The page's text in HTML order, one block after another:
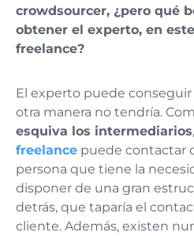
crowdsourcer, ¿pero qué
obtener el experto, en
freelance?
El experto puede
otra manera no tendría.
esquiva los intermediarios
freelance puede contactar
persona que tiene la
disponer de una gran
detrás, que taparía el
cliente. Además, existen